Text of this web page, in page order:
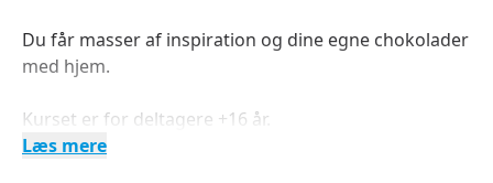
Du får masser af inspiration og dine egne chokolader
med hjem.
Kurset er for deltagere +16 år.
Læs mere